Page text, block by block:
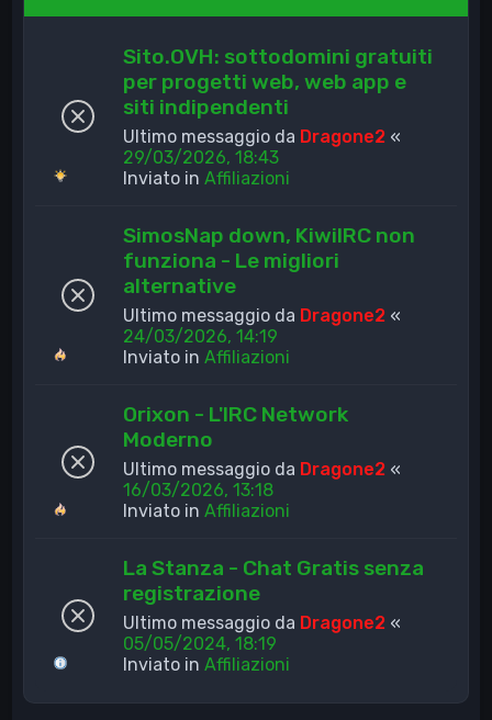
Sito.OVH: sottodomini gratuiti
per progetti web, web app e
siti indipendenti
Ultimo messaggio da Dragone2 «
29/03/2026, 18:43
Inviato inAffiliazioni
SimosNap down, KiwiIRC non
funziona - Le migliori
alternative
Ultimo messaggio da Dragone2 «
24/03/2026, 14:19
Inviato inAffiliazioni
Orixon - L'IRC Network
Moderno
Ultimo messaggio da Dragone2 «
16/03/2026, 13:18
Inviato inAffiliazioni
La Stanza - Chat Gratis senza
registrazione
Ultimo messaggio da Dragone2 «
05/05/2024, 18:19
Inviato inAffiliazioni